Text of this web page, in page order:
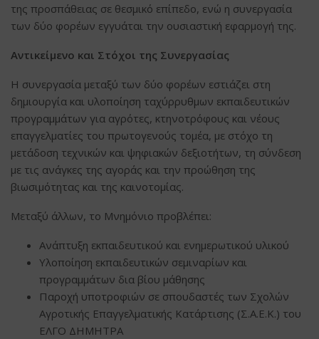
της προσπάθειας σε θεσμικό επίπεδο, ενώ η συνεργασία
των δύο φορέων εγγυάται την ουσιαστική εφαρμογή της.
Αντικείμενο και Στόχοι της Συνεργασίας
Η συνεργασία μεταξύ των δύο φορέων εστιάζει στη
δημιουργία και υλοποίηση ταχύρρυθμων εκπαιδευτικών
προγραμμάτων για αγρότες, κτηνοτρόφους και νέους
επαγγελματίες του πρωτογενούς τομέα, με στόχο τη
μετάδοση τεχνικών και ψηφιακών δεξιοτήτων, τη σύνδεση
με τις ανάγκες της αγοράς και την προώθηση της
βιωσιμότητας και της καινοτομίας.
Μεταξύ άλλων, το Μνημόνιο προβλέπει:
Ανάπτυξη εκπαιδευτικού και ενημερωτικού υλικού
Υλοποίηση εκπαιδευτικών σεμιναρίων και
προγραμμάτων δια βίου μάθησης
Παροχή υποτροφιών σε σπουδαστές των Σχολών
Αγροτικής Επαγγελματικής Κατάρτισης (Σ.Α.Ε.Κ.) του
ΕΛΓΟ ΔΗΜΗΤΡΑ